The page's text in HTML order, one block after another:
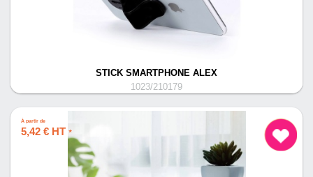
STICK SMARTPHONE ALEX
1023/210179
À partir de
5,42 € HT *